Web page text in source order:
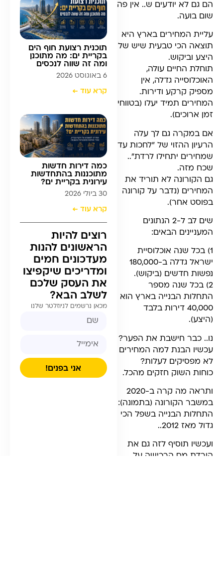
תוכנית רצועת חוף הים
בקריית ים: מה מתוכנן
ומה זה שווה לנכסים
6 באוגוסט 2026
קרא עוד ←
כמה דירות חדשות
מתוכננות בהתחדשות
עירונית בקריית ים?
30 ביולי 2026
קרא עוד ←
רוצים להיות
הראשונים להנות
מעדכונים חמים
ומדריכים שיקפיצו
את העסק שלכם
לשלב הבא?
מכאן נרשמים לניוזלטר שלנו
אני בפנים!
הם גם לא יודעים ש.. אין פה
שום בועה.
עליית המחירים בארץ היא
תוצאה הכי טבעית שיש של
היצע וביקוש.
תוחלת החיים עולה,
האוכלוסייה גדלה, אין
מספיק קרקע ודירות.
המחירים תמיד יעלו (בטווחי
זמן ארוכים).
אם במקרה גם לך עלה
הרעיון ההזוי של ״לחכות עד
שמחירים יתחילו לרדת״..
שכח מזה.
גם הקורונה לא תוריד את
המחירים (נדבר על קורונה
בפוסט אחר).
שים לב ל-2 הנתונים
המעניינים הבאים:
1) בכל שנה אוכלוסיית
ישראל גדלה ב-180,000
נפשות חדשים (ביקוש).
2) בכל שנה מספר
התחלות הבנייה בארץ הוא
40,000 דירות בלבד
(היצע).
נו.. כבר חישבת את הפער?
עכשיו הבנת למה המחירים
לא מפסיקים לעלות?
כוחות השוק חזקים מהכל.
ותראה מה קרה ב-2020
במשבר הקורונה (בתמונה):
התחלות הבנייה בשפל הכי
גדול מאז 2012..
ועכשיו תוסיף לזה גם את
הורדת מס הרכישה על